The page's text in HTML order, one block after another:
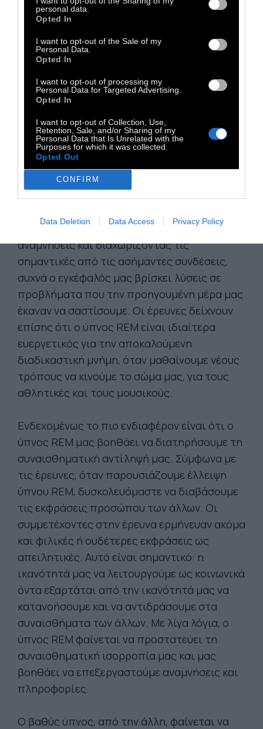
personal data.
Opted In
I want to opt-out of the Sale of my
Personal Data.
Opted In
I want to opt-out of processing my
Personal Data for Targeted Advertising.
Opted In
I want to opt-out of Collection, Use,
Retention, Sale, and/or Sharing of my
Personal Data that Is Unrelated with the
Purposes for which it was collected.
Opted Out
CONFIRM
Data Deletion Data Access Privacy Policy
σημαντικός γιατί βοηθάει τον εγκέφαλο να
αναπτυχθεί. Ακόμα και όταν κοιμόμαστε, ο
εγκέφαλος σχηματίζει νέες συνδέσεις,
επεκτείνοντας το δίκτυο νευρώνων· γι’ αυτό
διαστήματα σε ύπνο REM. Στην ενήλικη ζωή,
ο ύπνος REM παραμένει σε σταθερό επίπεδο,
αλλά εξακολουθεί να είναι σημαντικός,
ιδιαίτερα για τη δημιουργικότητα και την
ικανότητα επίλυσης προβλημάτων.
συσχετίσεις ανάμεσα σε στοιχεία και
αναμνήσεις και διαχωρίζοντας τις
σημαντικές από τις ασήμαντες συνδέσεις,
συχνά ο εγκέφαλός μας βρίσκει λύσεις σε
προβλήματα που την προηγουμένη μέρα μας
έκαναν να σαστίσουμε. Οι έρευνες δείχνουν
επίσης ότι ο ύπνος REM είναι ιδιαίτερα
ευεργετικός για την αποκαλούμενη
διαδικαστική μνήμη, όταν μαθαίνουμε νέους
τρόπους να κινούμε το σώμα μας, για τους
αθλητικές και τους μουσικούς.
Ενδεχομένως το πιο ενδιαφέρον είναι ότι ο
ύπνος REM μας βοηθάει να διατηρήσουμε τη
συναισθηματική αντίληψή μας. Σύμφωνα με
τις έρευνες, όταν παρουσιάζουμε έλλειψη
ύπνου REM, δυσκολευόμαστε να διαβάσουμε
τις εκφράσεις προσώπου των άλλων. Οι
συμμετέχοντες στην έρευνα ερμήνευαν ακόμα
και φιλικές ή ουδέτερες εκφράσεις ως
απειλητικές. Αυτό είναι σημαντικό: η
ικανότητά μας να λειτουργούμε ως κοινωνικά
όντα εξαρτάται από την ικανότητά μας να
κατανοήσουμε και να αντιδράσουμε στα
συναισθήματα των άλλων. Με λίγα λόγια, ο
ύπνος REM φαίνεται να προστατεύει τη
συναισθηματική ισορροπία μας και μας
βοηθάει να επεξεργαστούμε αναμνήσεις και
πληροφορίες.
Ο βαθύς ύπνος, από την άλλη, φαίνεται να